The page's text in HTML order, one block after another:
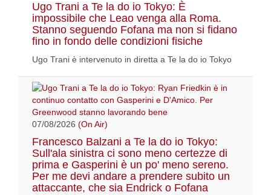
Ugo Trani a Te la do io Tokyo: È
impossibile che Leao venga alla Roma.
Stanno seguendo Fofana ma non si fidano
fino in fondo delle condizioni fisiche
Ugo Trani è intervenuto in diretta a Te la do io Tokyo
07/08/2026 (On Air)
Francesco Balzani a Te la do io Tokyo:
Sull'ala sinistra ci sono meno certezze di
prima e Gasperini è un po' meno sereno.
Per me devi andare a prendere subito un
attaccante, che sia Endrick o Fofana